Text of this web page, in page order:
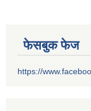
फेसबुक फेज
https://